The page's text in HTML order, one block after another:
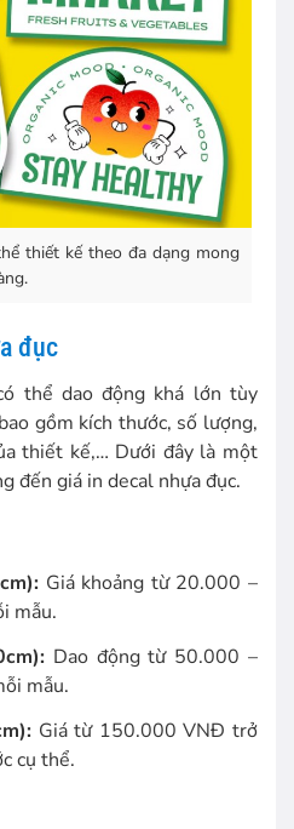
thiết kế theo đa dạng mong
đục
thể dao động khá lớn tùy
gồm kích thước, số lượng,
thiết kế,… Dưới đây là một
đến giá in decal nhựa đục.
Giá khoảng từ 20.000 –
mẫu.
Dao động từ 50.000 –
mẫu.
Giá từ 150.000 VNĐ trở
cụ thể.